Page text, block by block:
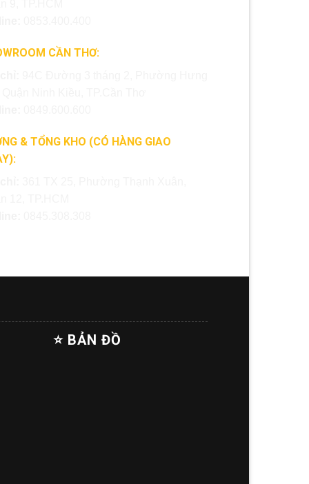
CẦN THƠ:
& TỔNG KHO (CÓ HÀNG GIAO
⭐ BẢN ĐỒ